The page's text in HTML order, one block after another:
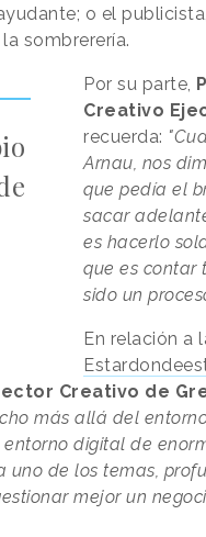
o el
sombrerería.
Por su parte,
Creativo
recuerda:
Arnau, nos
que pedía el
sacar
es hacerlo
que es contar
sido un
En relación a
Creativo de
más allá del
digital de
uno de los temas,
mejor un